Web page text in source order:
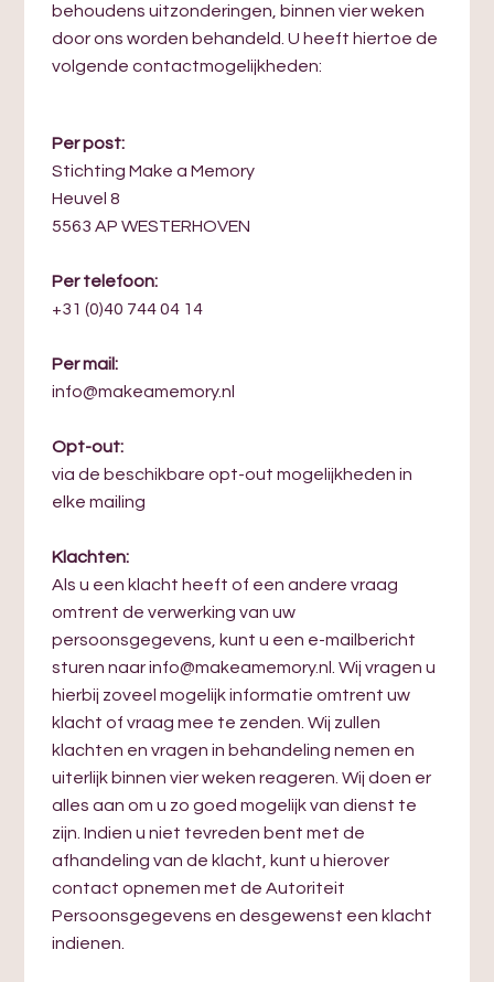
behoudens uitzonderingen, binnen vier weken
door ons worden behandeld. U heeft hiertoe de
volgende contactmogelijkheden:
Per post:
Stichting Make a Memory
Heuvel 8
5563 AP WESTERHOVEN
Per telefoon:
+31 (0)40 744 04 14
Per mail:
info@makeamemory.nl
Opt-out:
via de beschikbare opt-out mogelijkheden in
elke mailing
Klachten:
Als u een klacht heeft of een andere vraag
omtrent de verwerking van uw
persoonsgegevens, kunt u een e-mailbericht
sturen naar info@makeamemory.nl. Wij vragen u
hierbij zoveel mogelijk informatie omtrent uw
klacht of vraag mee te zenden. Wij zullen
klachten en vragen in behandeling nemen en
uiterlijk binnen vier weken reageren. Wij doen er
alles aan om u zo goed mogelijk van dienst te
zijn. Indien u niet tevreden bent met de
afhandeling van de klacht, kunt u hierover
contact opnemen met de Autoriteit
Persoonsgegevens en desgewenst een klacht
indienen.